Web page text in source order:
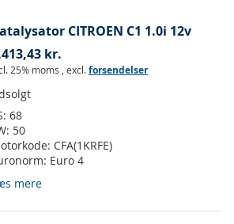
CITROEN C1 1.0i 12v
kr.
25% moms , excl.forsendelser
68
50
CFA(1KRFE)
Euro 4
mere